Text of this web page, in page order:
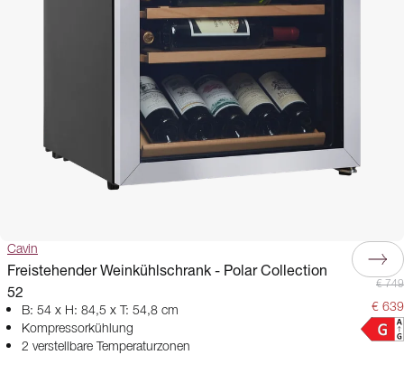
Cavin
Freistehender Weinkühlschrank - Polar Collection
52
B: 54 x H: 84,5 x T: 54,8 cm
Kompressorkühlung
2 verstellbare Temperaturzonen
€ 749
€ 639